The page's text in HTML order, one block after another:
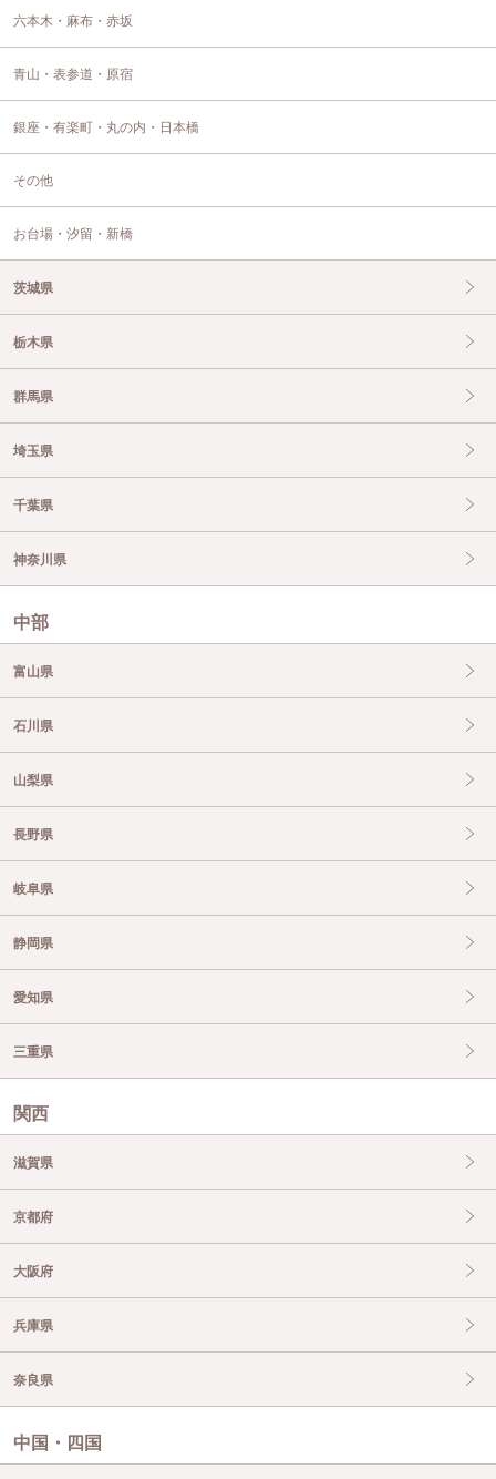
六本木・麻布・赤坂
青山・表参道・原宿
銀座・有楽町・丸の内・日本橋
その他
お台場・汐留・新橋
茨城県
栃木県
群馬県
埼玉県
千葉県
神奈川県
中部
富山県
石川県
山梨県
長野県
岐阜県
静岡県
愛知県
三重県
関西
滋賀県
京都府
大阪府
兵庫県
奈良県
中国・四国